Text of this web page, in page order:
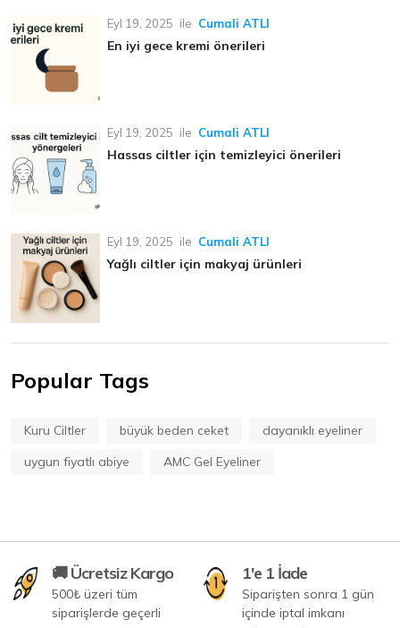
Eyl 19, 2025 ile Cumali ATLI
En iyi gece kremi önerileri
Eyl 19, 2025 ile Cumali ATLI
Hassas ciltler için temizleyici önerileri
Eyl 19, 2025 ile Cumali ATLI
Yağlı ciltler için makyaj ürünleri
Popular Tags
Kuru Ciltler büyük beden ceket
dayanıklı eyeliner
uygun fiyatlı abiye
AMC Gel Eyeliner
🚚 Ücretsiz Kargo
500₺ üzeri tüm
siparişlerde geçerli
1'e 1 İade
Siparişten sonra 1 gün
içinde iptal imkanı